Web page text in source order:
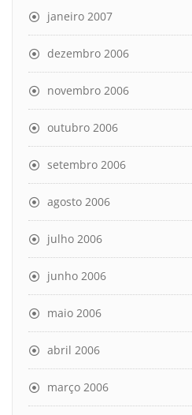
janeiro 2007
dezembro 2006
novembro 2006
outubro 2006
setembro 2006
agosto 2006
julho 2006
junho 2006
maio 2006
abril 2006
março 2006